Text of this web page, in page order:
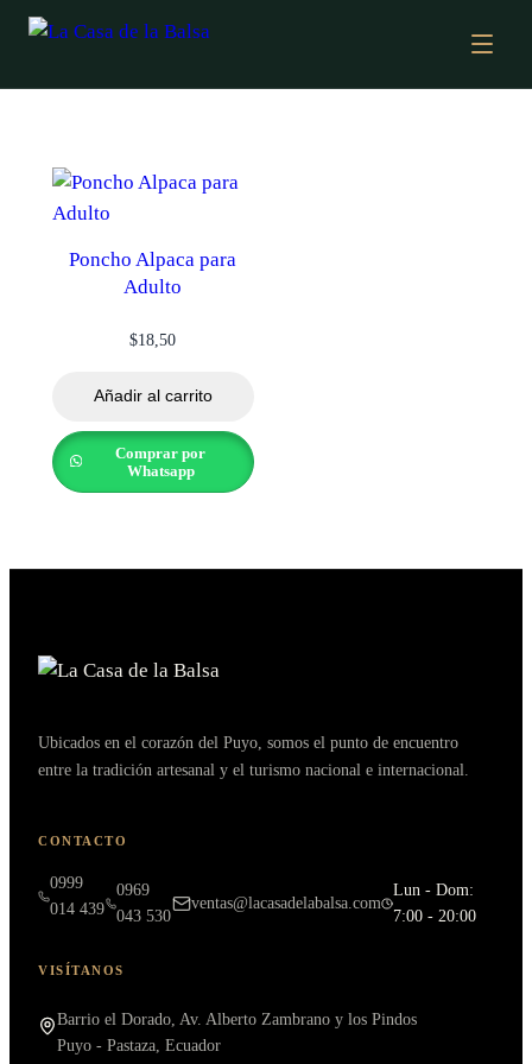
Poncho Alpaca para
Adulto
$18,50
Añadir al carrito
Comprar por
Whatsapp
Ubicados en el corazón del Puyo, somos el punto de encuentro
entre la tradición artesanal y el turismo nacional e internacional.
CONTACTO
0999
014 439
0969
043 530
ventas@lacasadelabalsa.com
Lun - Dom:
7:00 - 20:00
VISÍTANOS
Barrio el Dorado, Av. Alberto Zambrano y los Pindos
Puyo - Pastaza, Ecuador